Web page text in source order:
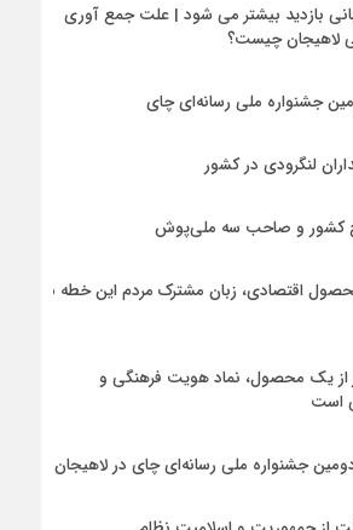
بازدید بیشتر می شود | علت جمع آوری
لاهیجان چیست؟
جشنواره ملی رسانه‌ای چای
لنگرودی در کشور
کشور و صاحب سه ملی‌پوش
اقتصادی، زبان مشترک مردم این خطه با
از یک محصول، نماد هویت فرهنگی و
است
جشنواره ملی رسانه‌ای چای در لاهیجان